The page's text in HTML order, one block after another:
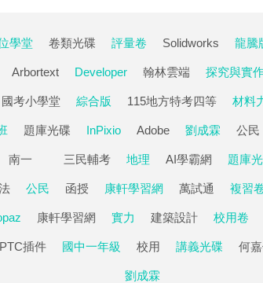
學堂 卷類光碟 評量卷 Solidworks 龍騰
Arbortext Developer 翰林雲端 探究與實
國考小學堂 綜合版 115地方特考四等 材料
題庫光碟 InPixio Adobe 劉成霖 公民
南一 三民輔考 地理 AI學霸網 題庫
公民 函授 康軒學習網 萬試通 複習
康軒學習網 實力 建築設計 校用卷
PTC插件 國中一年級 校用 講義光碟 何
劉成霖